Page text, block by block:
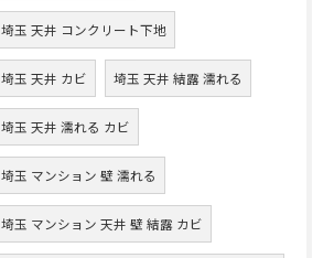
埼玉 天井 コンクリート下地
埼玉 天井 カビ 埼玉 天井 結露 濡れる
埼玉 天井 濡れる カビ
埼玉 マンション 壁 濡れる
埼玉 マンション 天井 壁 結露 カビ